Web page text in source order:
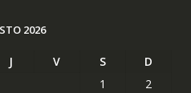
2026
J V S
D
1
2